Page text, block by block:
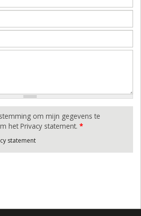
om mijn gegevens te
het Privacy statement. *
statement